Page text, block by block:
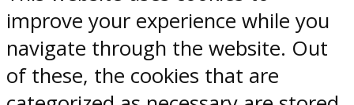
improve your experience while you
navigate through the website. Out
of these, the cookies that are